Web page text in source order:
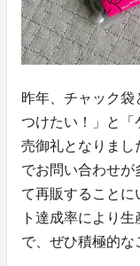
昨年、チャック袋
つけたい！」と「
売御礼となりまし
でお問い合わせが
て再販すること
ト達成率により
で、ぜひ積極的な